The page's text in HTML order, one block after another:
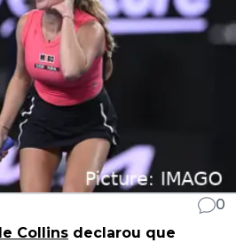
0
Collins declarou que